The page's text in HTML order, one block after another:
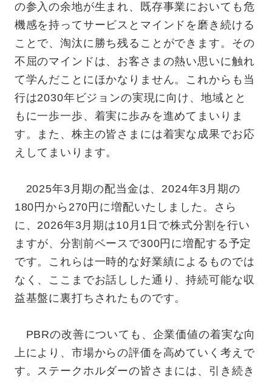
の参入の余地が生まれ、既存事業においても危
機感を持ってサービスとマインドを磨き続ける
ことで、淘汰に勝ち残ることができます。その
不屈のマインドは、お客さまの熱い思いに触れ
て学んだことにほかなりません。これからも当
行は2030年ビジョンの実現に向け、地域とと
もに一歩一歩、着実に歩みを進めてまいりま
す。また、株主の皆さまには着実な成果でお応
えしてまいります。
2025年3月期の配当金は、2024年3月期の
180円から270円に増配いたしました。さら
に、2026年3月期は10月1日で株式分割を行い
ますが、分割前ベースで300円に増配する予定
です。これらは一時的な好業績によるものでは
なく、ここまでお話しした通り、持続可能な収
益基盤に裏打ちされたものです。
PBRの改善についても、企業価値の着実な向
上により、市場からの評価を高めていく考えで
す。ステークホルダーの皆さまには、引き続き